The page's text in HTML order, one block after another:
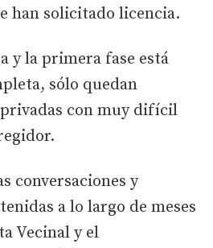
han solicitado licencia.
y la primera fase está
sólo quedan
con muy difícil
conversaciones y
a lo largo de meses
Vecinal y el